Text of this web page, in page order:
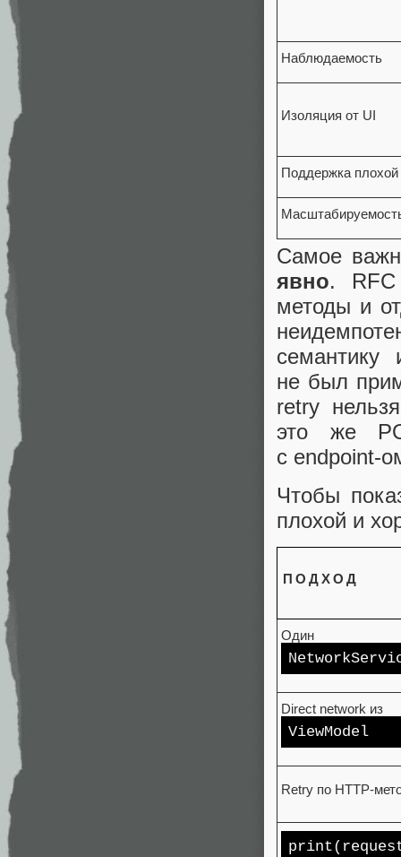
Наблюдаемость
Изоляция от UI
Поддержка плохой
Самое
явно. RFC
методы и
не был
retry
это же
с
Чтобы
плохой и
ПОДХОД
Один
Direct network из
ViewModel
Retry по
print